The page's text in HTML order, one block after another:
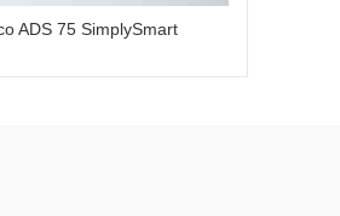
ADS 75 SimplySmart